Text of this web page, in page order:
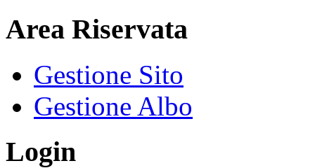
Area Riservata
Gestione Sito
Gestione Albo
Login